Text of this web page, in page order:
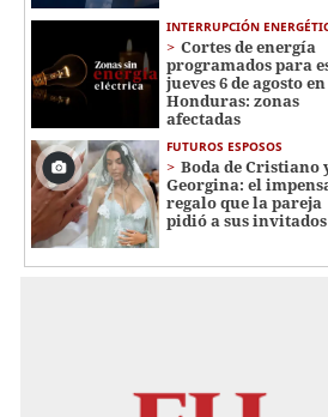
INTERRUPCIÓN
Cortes de energía
programados para
jueves 6 de agosto en
Honduras: zonas
afectadas
FUTUROS ESPOSOS
Boda de Cristiano
Georgina: el
regalo que la pareja
pidió a sus invitados